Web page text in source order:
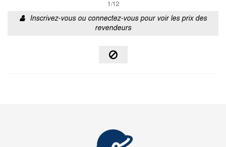
1/12
Inscrivez-vous ou connectez-vous pour voir les prix des
revendeurs